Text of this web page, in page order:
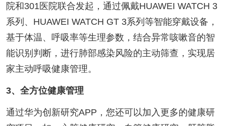
院和301医院联合发起，通过佩戴HUAWEI WATCH 3
系列、HUAWEI WATCH GT 3系列等智能穿戴设备，
基于体温、呼吸率等生理参数，结合异常咳嗽音的智
能识别判断，进行肺部感染风险的主动筛查，实现居
家主动呼吸健康管理。
3、全方位健康管理
通过华为创新研究APP，您还可以加入更多的健康研